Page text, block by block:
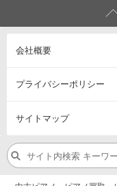
会社概要
プライバシーポリシー
サイトマップ